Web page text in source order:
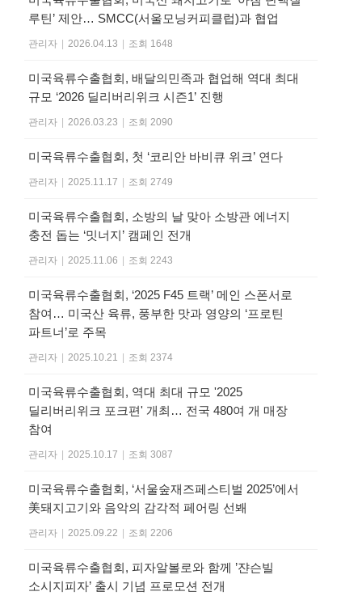
루틴’ 제안… SMCC(서울모닝커피클럽)과 협업
관리자 2026.04.13 조회 1648
미국육류수출협회, 배달의민족과 협업해 역대 최대
규모 ‘2026 딜리버리위크 시즌1’ 진행
관리자 2026.03.23 조회 2090
미국육류수출협회, 첫 ‘코리안 바비큐 위크’ 연다
관리자 2025.11.17 조회 2749
미국육류수출협회, 소방의 날 맞아 소방관 에너지
충전 돕는 ‘밋너지’ 캠페인 전개
관리자 2025.11.06 조회 2243
미국육류수출협회, ‘2025 F45 트랙’ 메인 스폰서로
참여… 미국산 육류, 풍부한 맛과 영양의 ‘프로틴
파트너’로 주목
관리자 2025.10.21 조회 2374
미국육류수출협회, 역대 최대 규모 '2025
딜리버리위크 포크편' 개최… 전국 480여 개 매장
참여
관리자 2025.10.17 조회 3087
미국육류수출협회, ‘서울숲재즈페스티벌 2025’에서
美돼지고기와 음악의 감각적 페어링 선봬
관리자 2025.09.22 조회 2206
미국육류수출협회, 피자알볼로와 함께 ’쟌슨빌
소시지피자’ 출시 기념 프로모션 전개